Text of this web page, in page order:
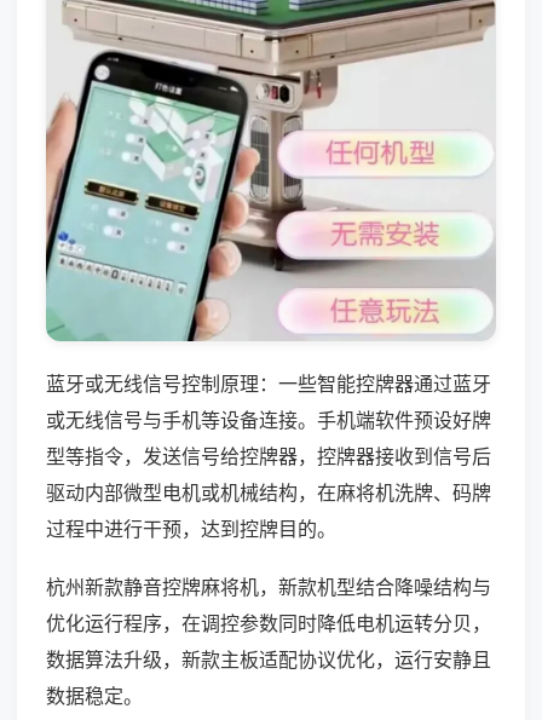
蓝牙或无线信号控制原理：一些智能控牌器通过蓝牙
或无线信号与手机等设备连接。手机端软件预设好牌
型等指令，发送信号给控牌器，控牌器接收到信号后
驱动内部微型电机或机械结构，在麻将机洗牌、码牌
过程中进行干预，达到控牌目的。
杭州新款静音控牌麻将机，新款机型结合降噪结构与
优化运行程序，在调控参数同时降低电机运转分贝，
数据算法升级，新款主板适配协议优化，运行安静且
数据稳定。